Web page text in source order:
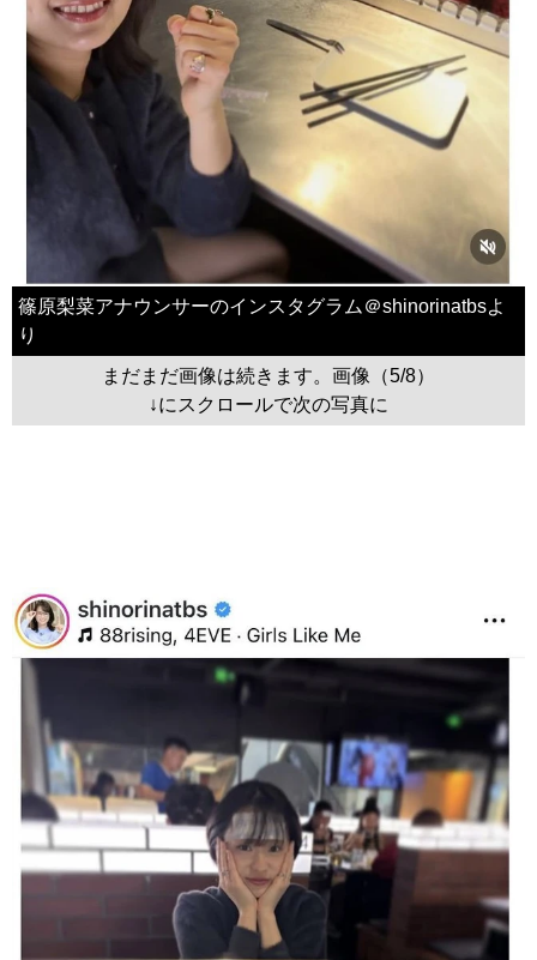
篠原梨菜アナウンサーのインスタグラム＠shinorinatbsよ
り
まだまだ画像は続きます。画像（5/8）
↓にスクロールで次の写真に